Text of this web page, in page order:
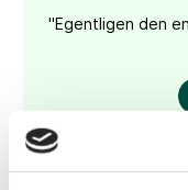
"Egentligen den